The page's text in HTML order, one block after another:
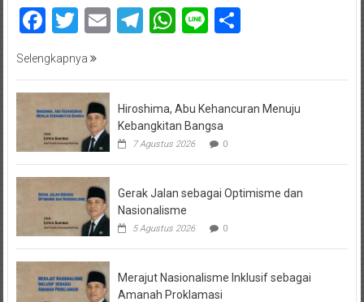
Facebook
Twitter
EmailTelegram
WhatsApp
LineShare
Selengkapnya
Hiroshima, Abu Kehancuran Menuju
Kebangkitan Bangsa
7 Agustus 2026 0
Gerak Jalan sebagai Optimisme dan
Nasionalisme
5 Agustus 2026 0
Merajut Nasionalisme Inklusif sebagai
Amanah Proklamasi